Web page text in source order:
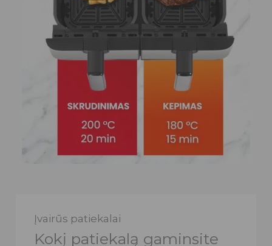
Įvairūs patiekalai
Kokį patiekalą gaminsite